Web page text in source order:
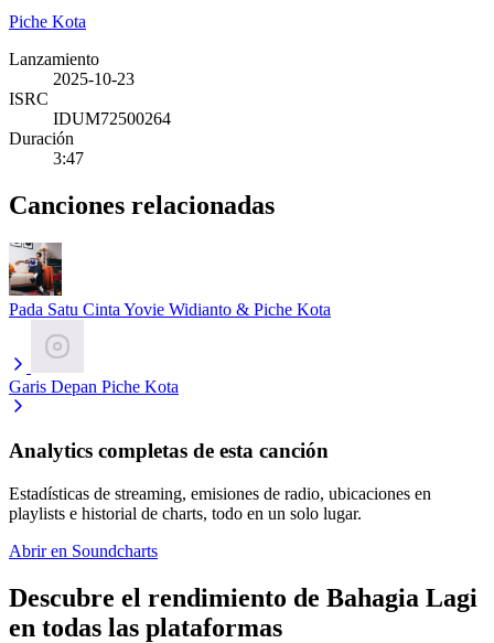
Piche Kota
Lanzamiento
2025-10-23
ISRC
IDUM72500264
Duración
3:47
Canciones relacionadas
Pada Satu Cinta Yovie Widianto & Piche Kota
Garis Depan Piche Kota
Analytics completas de esta canción
Estadísticas de streaming, emisiones de radio, ubicaciones en
playlists e historial de charts, todo en un solo lugar.
Abrir en Soundcharts
Descubre el rendimiento de Bahagia Lagi
en todas las plataformas